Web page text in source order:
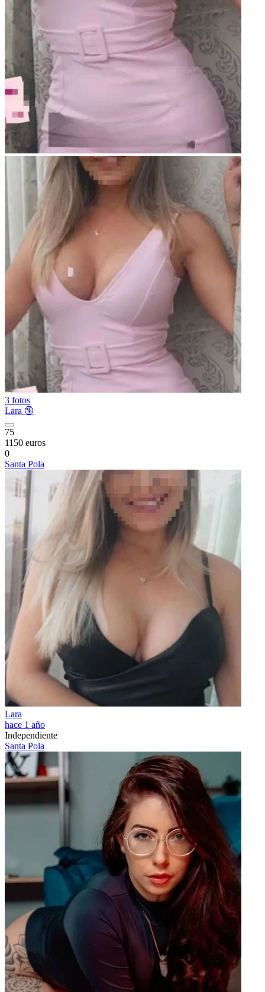
3 fotos
Lara 🔞
75
1150 euros
0
Santa Pola
Lara
hace 1 año
Independiente
Santa Pola